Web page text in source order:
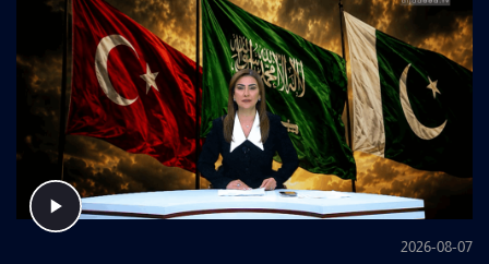
2026-08-07